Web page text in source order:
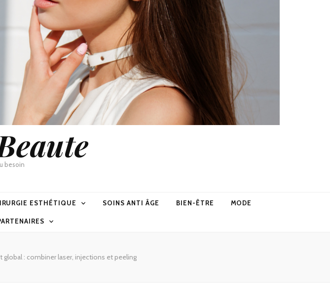
besoin
ESTHÉTIQUE SOINS ANTI ÂGE BIEN-ÊTRE MODE
global : combiner laser, injections et peeling